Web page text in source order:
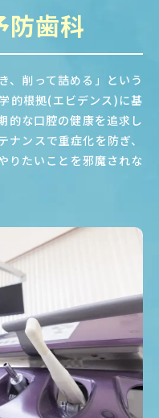
防歯科
、削って詰める」という
的根拠(エビデンス)に基
的な口腔の健康を追求し
ンスで重症化を防ぎ、
りたいことを邪魔されな